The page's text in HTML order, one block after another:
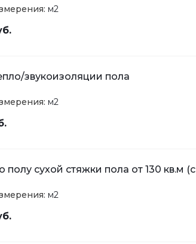
м2
звукоизоляции пола
м2
полу сухой стяжки пола от 130 кв.м
м2